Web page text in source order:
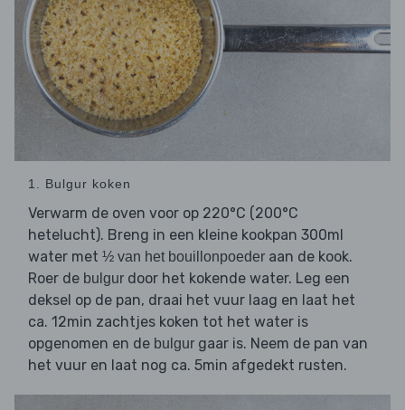
1. Bulgur koken
Verwarm de oven voor op 220°C (200°C
hetelucht). Breng in een kleine kookpan 300ml
water met ½ van het bouillonpoeder aan de kook.
Roer de bulgur door het kokende water. Leg een
deksel op de pan, draai het vuur laag en laat het
ca. 12min zachtjes koken tot het water is
opgenomen en de bulgur gaar is. Neem de pan van
het vuur en laat nog ca. 5min afgedekt rusten.